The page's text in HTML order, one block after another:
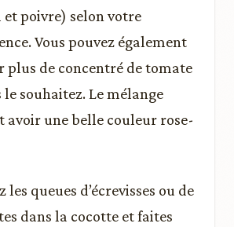
et poivre) selon votre
Vous pouvez également
plus de concentré de tomate
le souhaitez. Le mélange
avoir une belle couleur rose-
les queues d’écrevisses ou de
dans la cocotte et faites